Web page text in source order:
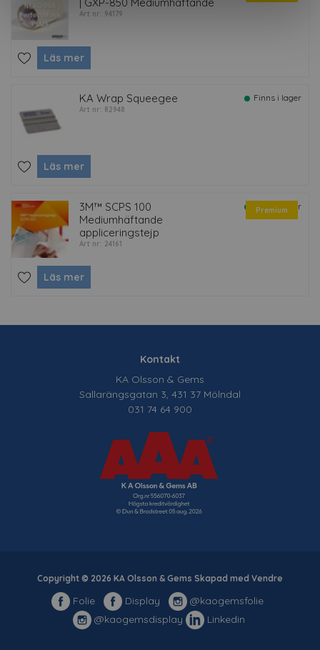
Art nr: 94179
Läs mer
KA Wrap Squeegee
Art nr: 82948
Finns i lager
Läs mer
Premium
3M™ SCPS 100
Mediumhäftande
appliceringstejp
Art nr: 24161
Finns i lager
Läs mer
Kontakt
KA Olsson & Gems
Sallarängsgatan 3, 431 37 Mölndal
031 74 64 900
Copyright © 2026 KA Olsson & Gems Skapad med Vendre
Folie Display
@kaogemsfolie
@kaogemsdisplay
Linkedin